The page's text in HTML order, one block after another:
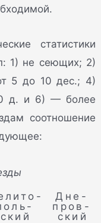
статистики
1) не сеющих; 2)
5 до 10 дес.; 4)
д. и 6) — более
соотношение
ский
Дне-
пров-
ский